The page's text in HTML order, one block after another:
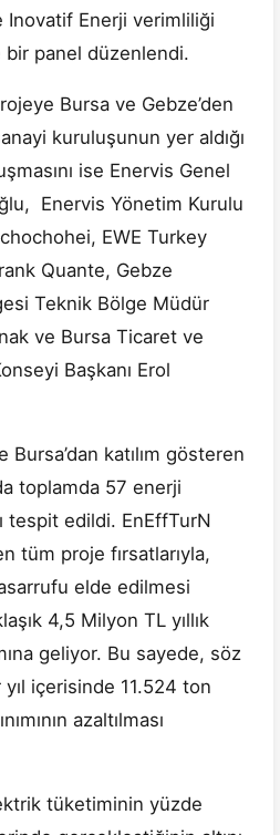
Inovatif Enerji verimliliği
panel düzenlendi.
Bursa ve Gebze’den
kuruluşunun yer aldığı
ise Enervis Genel
Enervis Yönetim Kurulu
EWE Turkey
Quante, Gebze
Teknik Bölge Müdür
ve Bursa Ticaret ve
Başkanı Erol
Bursa’dan katılım gösteren
toplamda 57 enerji
tespit edildi. EnEffTurN
tüm proje fırsatlarıyla,
elde edilmesi
4,5 Milyon TL yıllık
geliyor. Bu sayede, söz
içerisinde 11.524 ton
azaltılması
tüketiminin yüzde